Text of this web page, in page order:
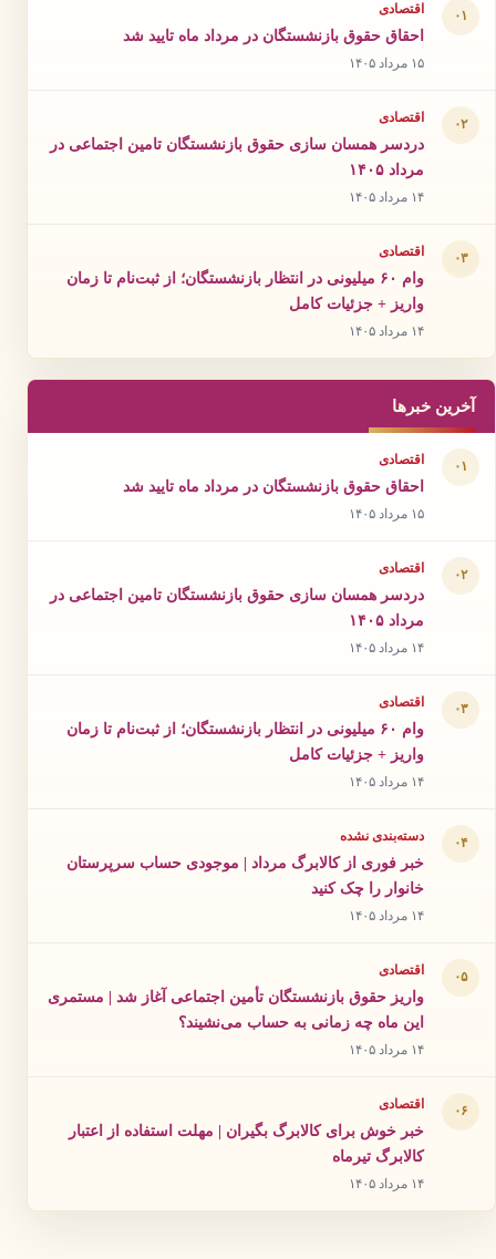
۰۱ اقتصادی
احقاق حقوق بازنشستگان در مرداد ماه تایید شد
۱۵ مرداد ۱۴۰۵
۰۲ اقتصادی
دردسر همسان سازی حقوق بازنشستگان تامین اجتماعی در
مرداد ۱۴۰۵
۱۴ مرداد ۱۴۰۵
۰۳ اقتصادی
وام ۶۰ میلیونی در انتظار بازنشستگان؛ از ثبت‌نام تا زمان
واریز + جزئیات کامل
۱۴ مرداد ۱۴۰۵
آخرین خبرها
۰۱ اقتصادی
احقاق حقوق بازنشستگان در مرداد ماه تایید شد
۱۵ مرداد ۱۴۰۵
۰۲ اقتصادی
دردسر همسان سازی حقوق بازنشستگان تامین اجتماعی در
مرداد ۱۴۰۵
۱۴ مرداد ۱۴۰۵
۰۳ اقتصادی
وام ۶۰ میلیونی در انتظار بازنشستگان؛ از ثبت‌نام تا زمان
واریز + جزئیات کامل
۱۴ مرداد ۱۴۰۵
۰۴ دسته‌بندی نشده
خبر فوری از کالابرگ مرداد | موجودی حساب سرپرستان
خانوار را چک کنید
۱۴ مرداد ۱۴۰۵
۰۵ اقتصادی
واریز حقوق بازنشستگان تأمین اجتماعی آغاز شد | مستمری
این ماه چه زمانی به حساب می‌نشیند؟
۱۴ مرداد ۱۴۰۵
۰۶ اقتصادی
خبر خوش برای کالابرگ بگیران | مهلت استفاده از اعتبار
کالابرگ تیرماه
۱۴ مرداد ۱۴۰۵